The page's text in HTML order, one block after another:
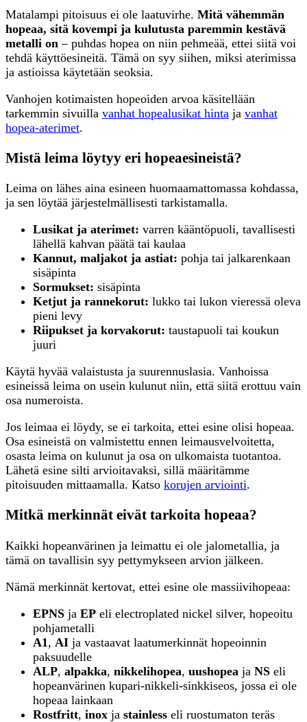
Matalampi pitoisuus ei ole laatuvirhe. Mitä vähemmän
hopeaa, sitä kovempi ja kulutusta paremmin kestävä
metalli on – puhdas hopea on niin pehmeää, ettei siitä voi
tehdä käyttöesineitä. Tämä on syy siihen, miksi aterimissa
ja astioissa käytetään seoksia.
Vanhojen kotimaisten hopeoiden arvoa käsitellään
tarkemmin sivuilla vanhat hopealusikat hinta ja vanhat
hopea-aterimet.
Mistä leima löytyy eri hopeaesineistä?
Leima on lähes aina esineen huomaamattomassa kohdassa,
ja sen löytää järjestelmällisesti tarkistamalla.
Lusikat ja aterimet: varren kääntöpuoli, tavallisesti
lähellä kahvan päätä tai kaulaa
Kannut, maljakot ja astiat: pohja tai jalkarenkaan
sisäpinta
Sormukset: sisäpinta
Ketjut ja rannekorut: lukko tai lukon vieressä oleva
pieni levy
Riipukset ja korvakorut: taustapuoli tai koukun
juuri
Käytä hyvää valaistusta ja suurennuslasia. Vanhoissa
esineissä leima on usein kulunut niin, että siitä erottuu vain
osa numeroista.
Jos leimaa ei löydy, se ei tarkoita, ettei esine olisi hopeaa.
Osa esineistä on valmistettu ennen leimausvelvoitetta,
osasta leima on kulunut ja osa on ulkomaista tuotantoa.
Lähetä esine silti arvioitavaksi, sillä määritämme
pitoisuuden mittaamalla. Katso korujen arviointi.
Mitkä merkinnät eivät tarkoita hopeaa?
Kaikki hopeanvärinen ja leimattu ei ole jalometallia, ja
tämä on tavallisin syy pettymykseen arvion jälkeen.
Nämä merkinnät kertovat, ettei esine ole massiivihopeaa:
EPNS ja EP eli electroplated nickel silver, hopeoitu
pohjametalli
A1 , AI ja vastaavat laatumerkinnät hopeoinnin
paksuudelle
ALP, alpakka, nikkelihopea, uushopea ja NS eli
hopeanvärinen kupari-nikkeli-sinkkiseos, jossa ei ole
hopeaa lainkaan
Rostfritt, inox ja stainless eli ruostumaton teräs